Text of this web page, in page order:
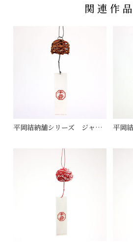
関連作品
平岡結納舗シリーズ ジャーマニー